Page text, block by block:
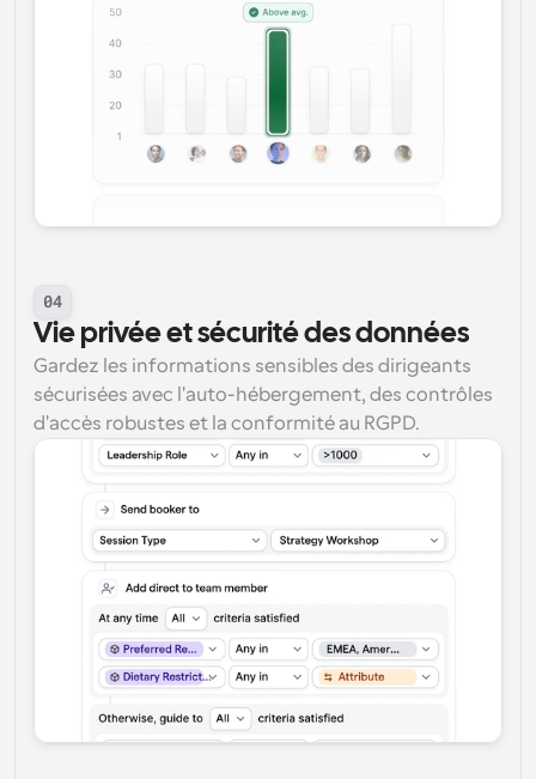
04
Vie privée et sécurité des données
Gardez les informations sensibles des dirigeants
sécurisées avec l'auto-hébergement, des contrôles
d'accès robustes et la conformité au RGPD.